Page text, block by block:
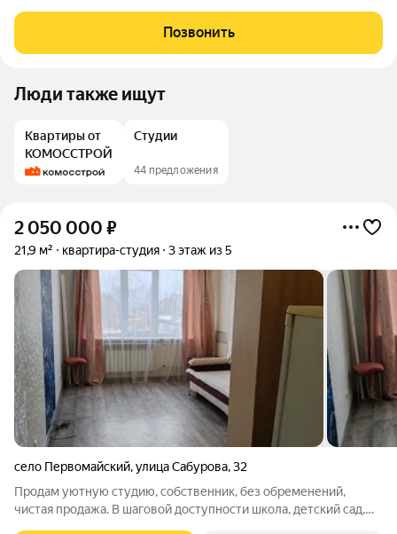
этажностью от 5 до 9 этажей. Выгодное расположение - 500
метров от ул. Воткинское шоссе
Позвонить
Люди также ищут
Квартиры от
КОМОССТРОЙ
Студии
44 предложения
2 050 000 ₽
21,9 м² квартира-студия 3 этаж из 5
село Первомайский,улица Сабурова,32
Продам уютную студию, собственник, без обременений,
чистая продажа. В шаговой доступности школа, детский сад,